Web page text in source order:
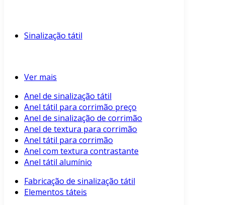
Sinalização tátil
Ver mais
Anel de sinalização tátil
Anel tátil para corrimão preço
Anel de sinalização de corrimão
Anel de textura para corrimão
Anel tátil para corrimão
Anel com textura contrastante
Anel tátil alumínio
Fabricação de sinalização tátil
Elementos táteis